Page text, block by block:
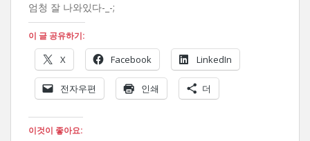
엄청 잘 나와있다-_-;
이 글 공유하기:
X Facebook LinkedIn
전자우편 인쇄 더
이것이 좋아요: